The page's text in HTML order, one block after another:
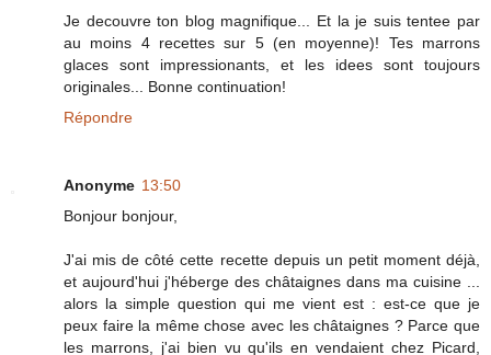
Je decouvre ton blog magnifique... Et la je suis tentee par
au moins 4 recettes sur 5 (en moyenne)! Tes marrons
glaces sont impressionants, et les idees sont toujours
originales... Bonne continuation!
Répondre
Anonyme 13:50
Bonjour bonjour,
J'ai mis de côté cette recette depuis un petit moment déjà,
et aujourd'hui j'héberge des châtaignes dans ma cuisine ...
alors la simple question qui me vient est : est-ce que je
peux faire la même chose avec les châtaignes ? Parce que
les marrons, j'ai bien vu qu'ils en vendaient chez Picard,